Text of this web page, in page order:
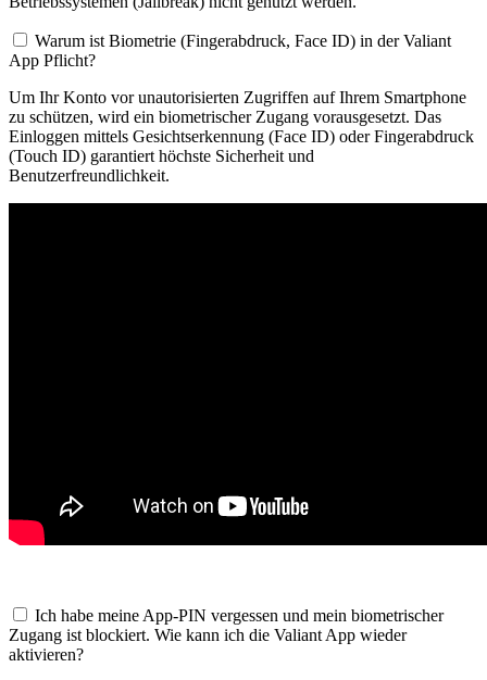
Warum ist Biometrie (Fingerabdruck, Face ID) in der Valiant
App Pflicht?
Um Ihr Konto vor unautorisierten Zugriffen auf Ihrem Smartphone
zu schützen, wird ein biometrischer Zugang vorausgesetzt. Das
Einloggen mittels Gesichtserkennung (Face ID) oder Fingerabdruck
(Touch ID) garantiert höchste Sicherheit und
Benutzerfreundlichkeit.
Ich habe meine App-PIN vergessen und mein biometrischer
Zugang ist blockiert. Wie kann ich die Valiant App wieder
aktivieren?